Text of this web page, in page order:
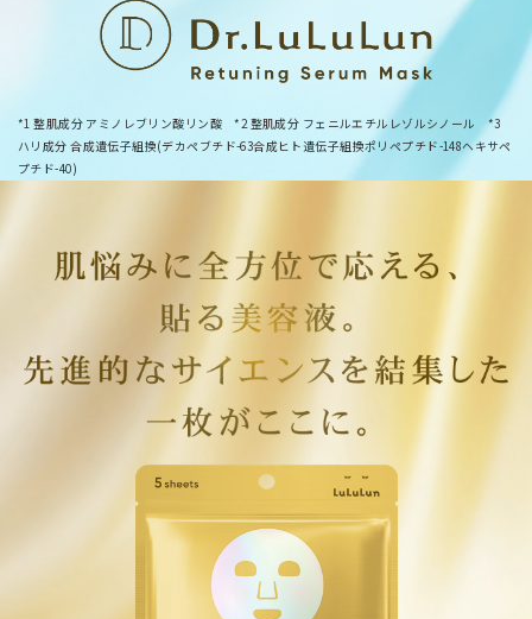
*1 整肌成分 アミノレブリン酸リン酸 *2 整肌成分 フェニルエチルレゾルシノール *3
ハリ成分 合成遺伝子組換(デカペブチド-63合成ヒト遺伝子組換ポリペプチド-148ヘキサペ
プチド-40)